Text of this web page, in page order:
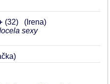
32
(Irena)
sexy